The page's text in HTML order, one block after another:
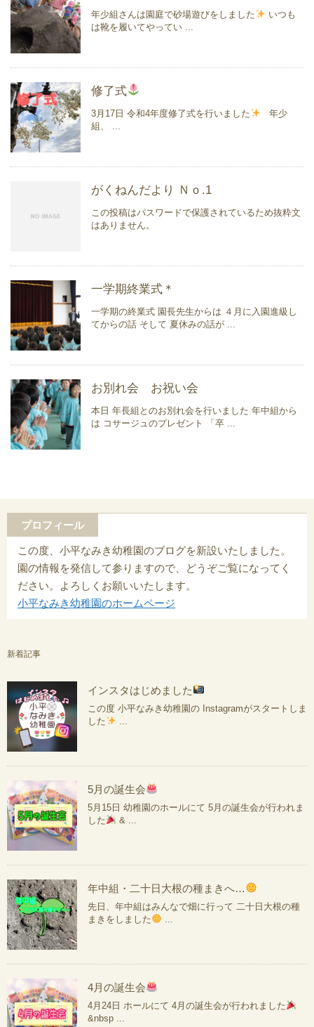
年少組さんは園庭で砂場遊びをしました
いつも
は靴を履いてやってい ...
修了式
3月17日 令和4年度修了式を行いました
年少
組、 ...
がくねんだより Ｎｏ.1
この投稿はパスワードで保護されているため抜粋文
はありません。
一学期終業式＊
一学期の終業式 園長先生からは ４月に入園進級し
てからの話 そして 夏休みの話が ...
お別れ会 お祝い会
本日 年長組とのお別れ会を行いました 年中組から
は コサージュのプレゼント 「卒 ...
プロフィール
この度、小平なみき幼稚園のブログを新設いたしました。
園の情報を発信して参りますので、どうぞご覧になってく
ださい。よろしくお願いいたします。
小平なみき幼稚園のホームページ
新着記事
インスタはじめました
この度 小平なみき幼稚園の Instagramがスタートしま
した
5月の誕生会
5月15日 幼稚園のホールにて 5月の誕生会が行われま
した
& ...
年中組・二十日大根の種まきへ…
先日、年中組はみんなで畑に行って 二十日大根の種
まきをしました
4月の誕生会
4月24日 ホールにて 4月の誕生会が行われました
&nbsp ...